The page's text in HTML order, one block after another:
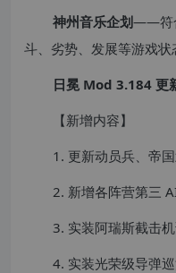
神州音乐企划——符
斗、劣势、发展等游戏状
日冕 Mod 3.184 更
【新增内容】
1. 更新动员兵、帝
2. 新增各阵营第三
3. 实装阿瑞斯截击
4. 实装光荣级导弹